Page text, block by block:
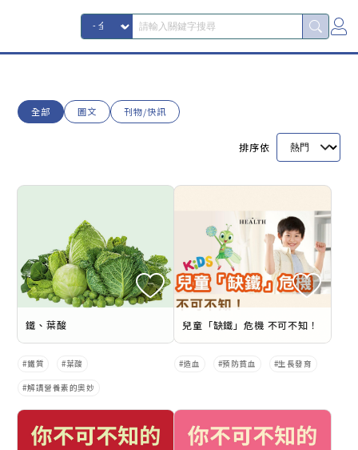
全部 圖文 刊物/快訊
排序依
鐵、葉酸
鐵質 葉酸
解讀營養素的奧妙
兒童「缺鐵」危機 不可不知！
造血 預防貧血 生長發育